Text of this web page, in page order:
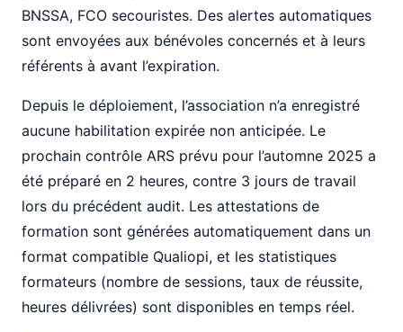
BNSSA, FCO secouristes. Des alertes automatiques
sont envoyées aux bénévoles concernés et à leurs
référents à avant l’expiration.
Depuis le déploiement, l’association n’a enregistré
aucune habilitation expirée non anticipée. Le
prochain contrôle ARS prévu pour l’automne 2025 a
été préparé en 2 heures, contre 3 jours de travail
lors du précédent audit. Les attestations de
formation sont générées automatiquement dans un
format compatible Qualiopi, et les statistiques
formateurs (nombre de sessions, taux de réussite,
heures délivrées) sont disponibles en temps réel.